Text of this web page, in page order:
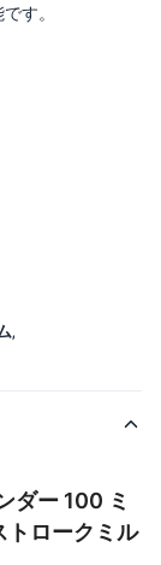
す。
,
ダー 100 ミ
トロークミル